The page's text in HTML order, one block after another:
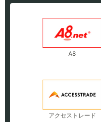
A8
アクセストレード